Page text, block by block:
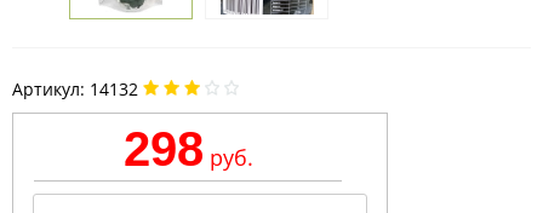
Артикул: 14132
298 руб.